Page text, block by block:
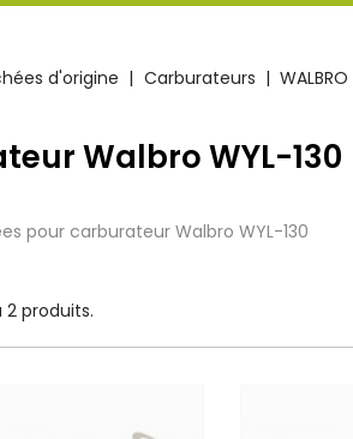
d'origine Carburateurs WALBRO
Walbro WYL-130
pour carburateur Walbro WYL-130
2 produits.